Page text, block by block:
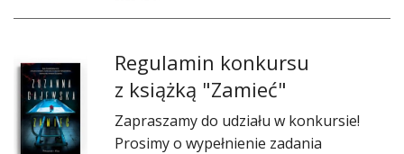
Regulamin konkursu
z książką "Zamieć"
Zapraszamy do udziału w konkursie!
Prosimy o wypełnienie zadania